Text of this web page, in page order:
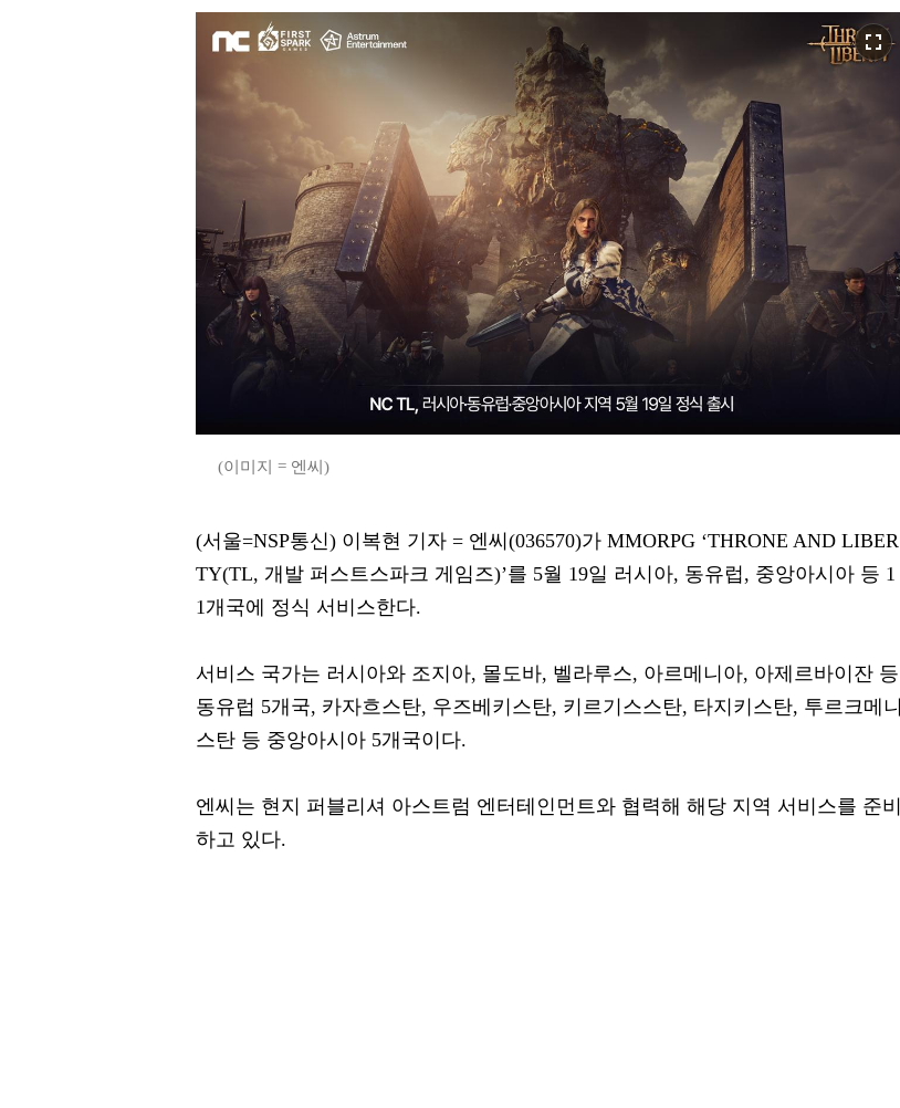
fullscreen
(이미지 = 엔씨)
(서울=NSP통신) 이복현 기자 = 엔씨(036570)가 MMORPG ‘THRONE AND LIBER
TY(TL, 개발 퍼스트스파크 게임즈)’를 5월 19일 러시아, 동유럽, 중앙아시아 등 1
1개국에 정식 서비스한다.
서비스 국가는 러시아와 조지아, 몰도바, 벨라루스, 아르메니아, 아제르바이잔 등
동유럽 5개국, 카자흐스탄, 우즈베키스탄, 키르기스스탄, 타지키스탄, 투르크메니
스탄 등 중앙아시아 5개국이다.
엔씨는 현지 퍼블리셔 아스트럼 엔터테인먼트와 협력해 해당 지역 서비스를 준비
하고 있다.